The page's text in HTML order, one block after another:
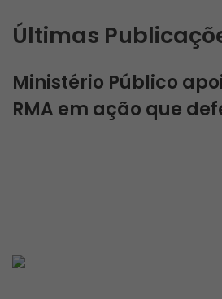
Últimas
Ministério Público
RMA em ação que